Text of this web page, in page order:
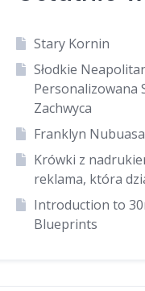
Stary Kornin
Słodkie
Personalizowana
Zachwyca
Franklyn
Krówki z
reklama, która
Introduction to
Blueprints